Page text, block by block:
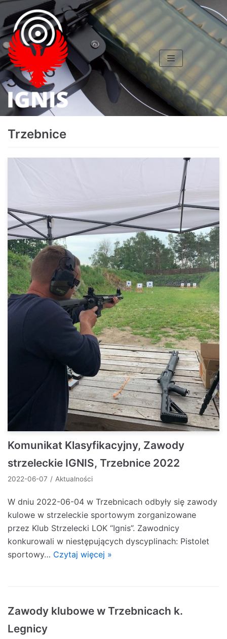
Skocz
do
treści
Trzebnice
Komunikat Klasyfikacyjny, Zawody
strzeleckie IGNIS, Trzebnice 2022
2022-06-07 Aktualności
W dniu 2022-06-04 w Trzebnicach odbyły się zawody
kulowe w strzeleckie sportowym zorganizowane
przez Klub Strzelecki LOK “Ignis”. Zawodnicy
konkurowali w niestępujących dyscyplinach: Pistolet
sportowy… Czytaj więcej »
Zawody klubowe w Trzebnicach k.
Legnicy